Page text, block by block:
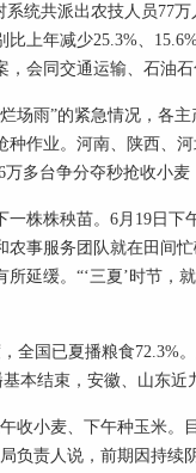
系统共派出农技人员77
比上年减少25.3%、
会同交通运输、石油
场雨”的紧急情况，各
种作业。河南、陕西、
多台争分夺秒抢收小麦
一株株秧苗。6月19日
农事服务团队就在田间
延缓。“‘三夏’时节，
全国已夏播粮食72.3%
本结束，安徽、山东近
收小麦、下午种玉米。
负责人说，前期因持续